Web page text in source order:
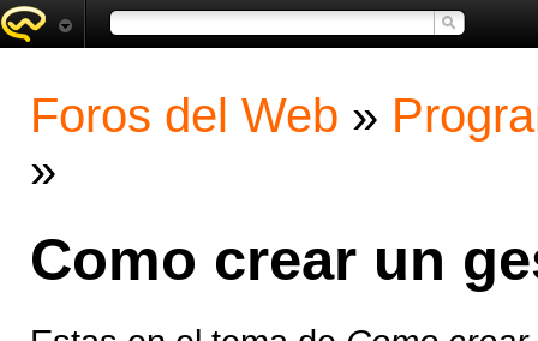
Foros del Web »
»
Como crear un